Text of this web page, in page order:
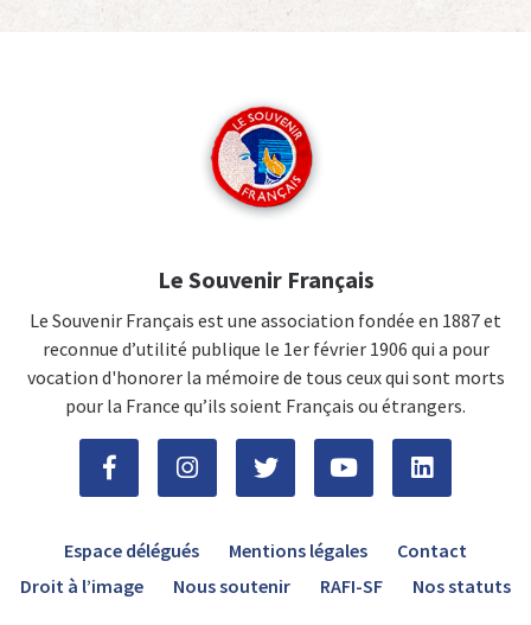
Le Souvenir Français
Le Souvenir Français est une association fondée en 1887 et
reconnue d’utilité publique le 1er février 1906 qui a pour
vocation d'honorer la mémoire de tous ceux qui sont morts
pour la France qu’ils soient Français ou étrangers.
Espace délégués Mentions légales
Contact
Droit à l’image
Nous soutenir RAFI-SF Nos statuts